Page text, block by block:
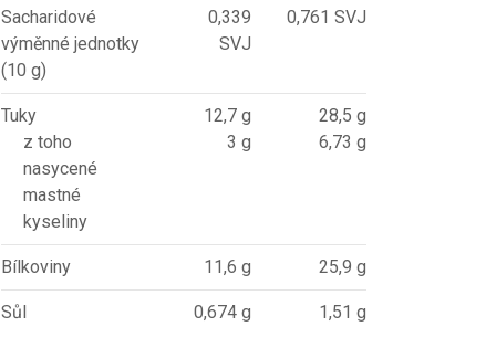
Sacharidové
výměnné jednotky
(10 g)
0,339
SVJ
0,761 SVJ
Tuky
z toho
nasycené
mastné
kyseliny
12,7 g
3 g
28,5 g
6,73 g
Bílkoviny 11,6 g 25,9 g
Sůl 0,674 g 1,51 g